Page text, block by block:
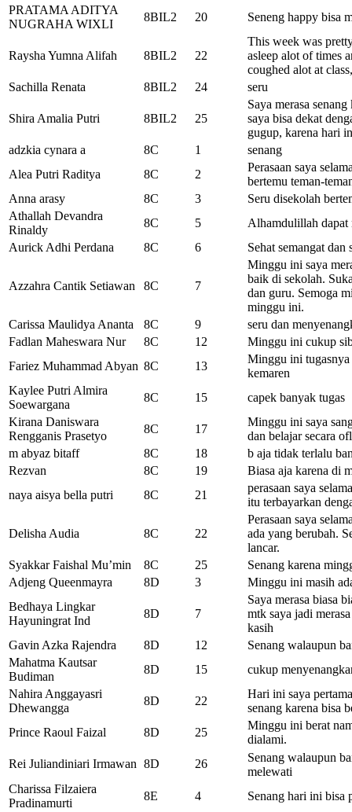
PRATAMA ADITYA
NUGRAHA WIXLI
8BIL2 20 Seneng happy bisa
Raysha Yumna Alifah 8BIL2 22
This week was
asleep alot of times
coughed alot at
Sachilla Renata
8BIL2 24 seru
Shira Amalia Putri 8BIL2 25
Saya merasa
saya bisa dekat
gugup, karena hari
adzkia cynara a
8C 1
senang
Alea Putri Raditya
8C 2
Perasaan saya
bertemu teman-
Anna arasy
8C 3
Seru disekolah
Athallah Devandra
Rinaldy
8C 5
Alhamdulillah dapat
Aurick Adhi Perdana
8C 6 Sehat semangat dan
Azzahra Cantik Setiawan 8C 7
Minggu ini saya
baik di sekolah.
dan guru. Semoga
minggu ini.
Carissa Maulidya Ananta
8C 9
seru dan
Fadlan Maheswara Nur
8C 12
Minggu ini cukup
Fariez Muhammad Abyan 8C 13
Minggu ini
kemaren
Kaylee Putri Almira
Soewargana
8C 15
capek banyak tugas
Kirana Daniswara
Rengganis Prasetyo
8C 17
Minggu ini saya
dan belajar secara
m abyaz bitaff
8C 18
b aja tidak terlalu
Rezvan
8C 19
Biasa aja karena di
naya aisya bella putri
8C 21
perasaan saya
itu terbayarkan
Delisha Audia 8C 22
Perasaan saya
ada yang berubah.
lancar.
Syakkar Faishal Mu’min
8C 25
Senang karena
Adjeng Queenmayra
8D 3
Minggu ini masih
Bedhaya Lingkar
Hayuningrat Ind
8D 7
Saya merasa biasa
mtk saya jadi
kasih
Gavin Azka Rajendra
8D 12
Senang walaupun
Mahatma Kautsar
Budiman
8D 15
cukup
Nahira Anggayasri
Dhewangga
8D 22
Hari ini saya
senang karena bisa
Prince Raoul Faizal
8D 25
Minggu ini berat
dialami.
Rei Juliandiniari Irmawan 8D 26
Senang walaupun
melewati
Charissa Filzaiera
Pradinamurti
8E 4 Senang hari ini bisa